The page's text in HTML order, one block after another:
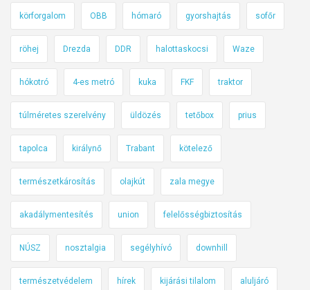
körforgalom OBB hómaró gyorshajtás sofőr
röhej Drezda DDR halottaskocsi Waze
hókotró 4-es metró kuka FKF traktor
túlméretes szerelvény üldözés tetőbox prius
tapolca királynő Trabant kötelező
természetkárosítás olajkút zala megye
akadálymentesítés union felelősségbiztosítás
NÚSZ nosztalgia segélyhívó downhill
természetvédelem hírek kijárási tilalom aluljáró